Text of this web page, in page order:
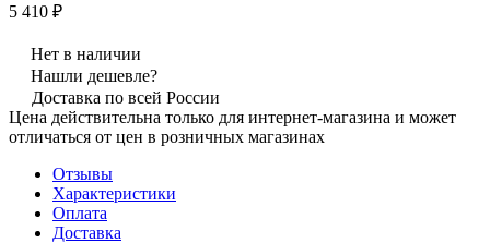
5 410 ₽
Нет в наличии
Нашли дешевле?
Доставка по всей России
Цена действительна только для интернет-магазина и может
отличаться от цен в розничных магазинах
Отзывы
Характеристики
Оплата
Доставка